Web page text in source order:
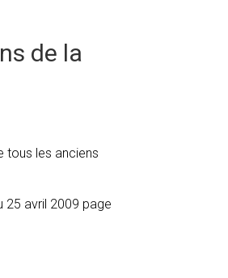
de la
tous les anciens
25 avril 2009 page